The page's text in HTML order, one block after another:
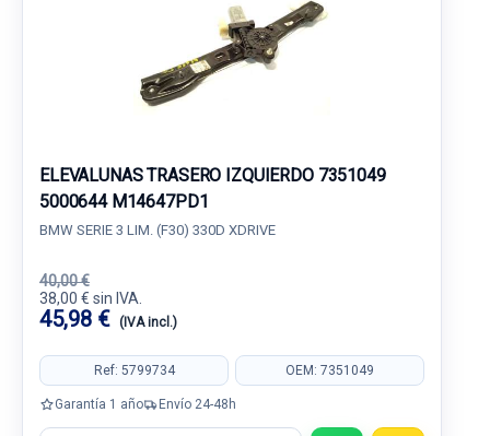
ELEVALUNAS TRASERO IZQUIERDO 7351049
5000644 M14647PD1
BMW SERIE 3 LIM. (F30) 330D XDRIVE
40,00 €
38,00 € sin IVA.
45,98 € (IVA incl.)
Ref: 5799734 OEM: 7351049
Garantía 1 año Envío 24-48h